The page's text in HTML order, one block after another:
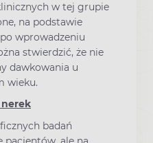
w tej grupie
na podstawie
wprowadzeniu
stwierdzić, że nie
dawkowania u
wieku.
badań